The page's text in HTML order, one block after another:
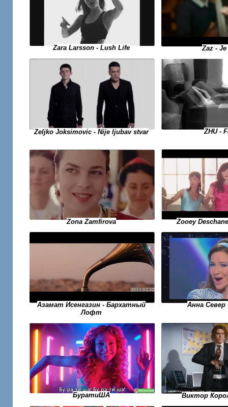
Zara Larsson - Lush Life Zaz -
Zeljko Joksimovic - Nije ljubav stvar ZHU -
Zona Zamfirova Zooey
Азамат Исенгазин - Бархатный
Лофт
Анна Север
БуратиША Виктор